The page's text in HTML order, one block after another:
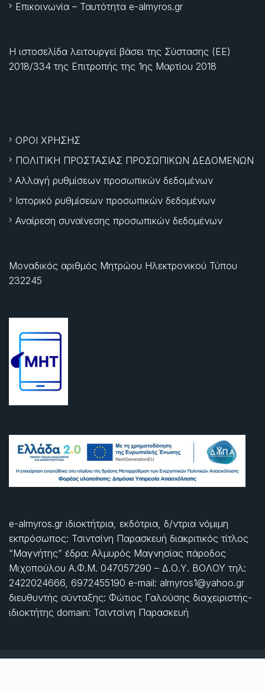
Επικοινωνία – Ταυτότητα e-almyros.gr
Η ιστοσελίδα λειτουργεί βάσει της Σύστασης (ΕΕ)
2018/334 της Επιτροπής της 1ης Μαρτίου 2018
ΟΡΟΙ ΧΡΗΣΗΣ
ΠΟΛΙΤΙΚΗ ΠΡΟΣΤΑΣΙΑΣ ΠΡΟΣΩΠΙΚΩΝ ΔΕΔΟΜΕΝΩΝ
Αλλαγή ρυθμίσεων προσωπικών δεδομένων
Ιστορικό ρυθμίσεων προσωπικών δεδομένων
Αναίρεση συναίνεσης προσωπικών δεδομένων
Μοναδικός αριθμός Μητρώου Ηλεκτρονικού Τύπου
232245
e-almyros.gr ιδιοκτήτρια, εκδότρια, δ/ντρια νόμιμη
εκπρόσωπος: Τσιντσίνη Παρασκευή διακριτικός τίτλος
“Μαγνήτης” έδρα: Αλμυρός Μαγνησίας πάροδος
Μιχοπούλου Α.Φ.Μ. 047057290 – Δ.Ο.Υ. ΒΟΛΟΥ τηλ:
2422024666, 6972455190 e-mail: almyros1@yahoo.gr
διευθυντής σύνταξης: Φώτιος Γαλούσης διαχειριστής-
ιδιοκτήτης domain: Τσιντσίνη Παρασκευή